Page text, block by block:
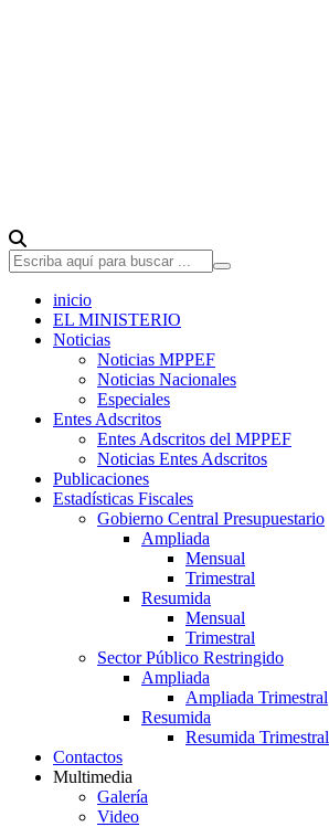
inicio
EL MINISTERIO
Noticias
Noticias MPPEF
Noticias Nacionales
Especiales
Entes Adscritos
Entes Adscritos del MPPEF
Noticias Entes Adscritos
Publicaciones
Estadísticas Fiscales
Gobierno Central Presupuestario
Ampliada
Mensual
Trimestral
Resumida
Mensual
Trimestral
Sector Público Restringido
Ampliada
Ampliada Trimestral
Resumida
Resumida Trimestral
Contactos
Multimedia
Galería
Video